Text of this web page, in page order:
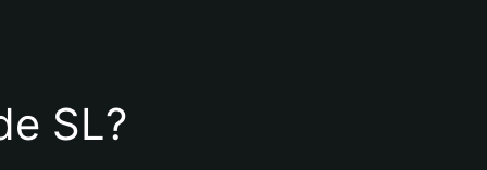
SL?